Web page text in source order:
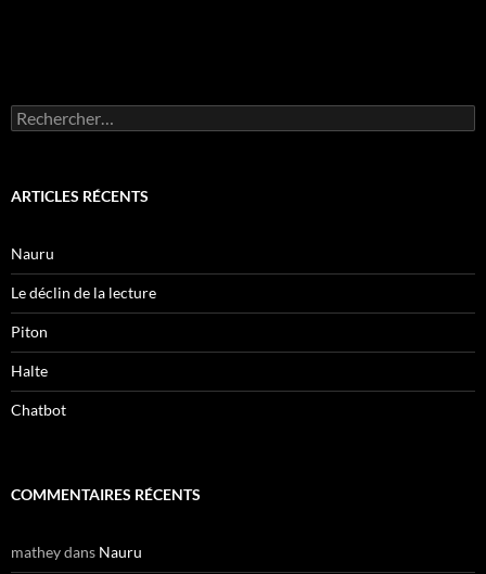
Rechercher :
ARTICLES RÉCENTS
Nauru
Le déclin de la lecture
Piton
Halte
Chatbot
COMMENTAIRES RÉCENTS
matheydans Nauru